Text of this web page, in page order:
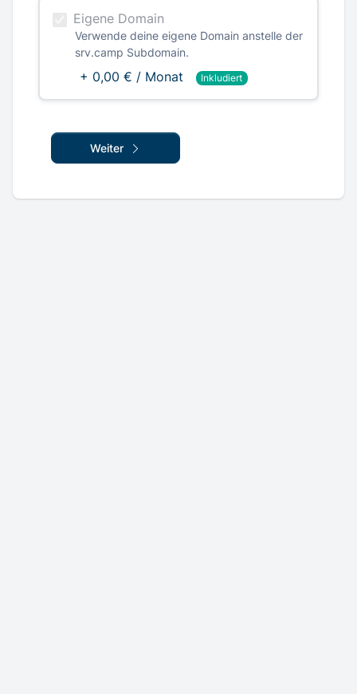
Eigene Domain
Verwende deine eigene Domain anstelle der
srv.camp Subdomain.
+ 0,00 € / Monat Inkludiert
Weiter